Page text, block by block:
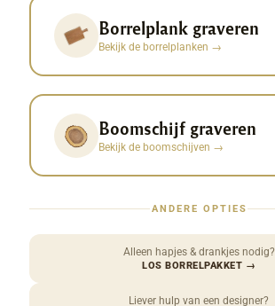
Borrelplank graveren
Bekijk de borrelplanken →
Boomschijf graveren
Bekijk de boomschijven →
ANDERE OPTIES
Alleen hapjes & drankjes nodig?
LOS BORRELPAKKET →
Liever hulp van een designer?